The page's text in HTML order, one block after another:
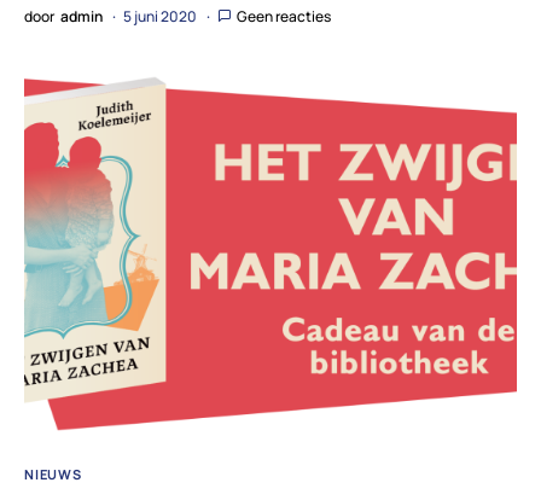
door admin 5 juni 2020 Geen reacties
NIEUWS